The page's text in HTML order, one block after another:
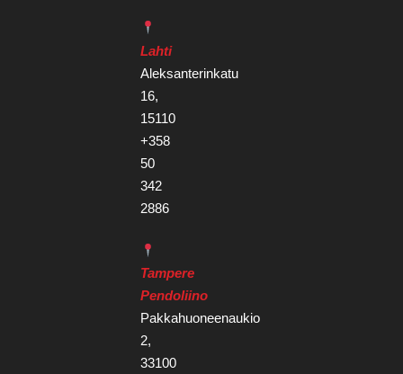
Lahti
Aleksanterinkatu
16,
15110
+358
50
342
2886
Tampere
Pendoliino
Pakkahuoneenaukio
2,
33100